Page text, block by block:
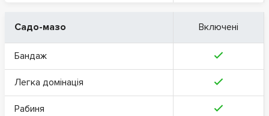
Садо-мазо Включені
Бандаж
Легка домінація
Рабиня